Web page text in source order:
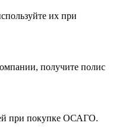
их при
получите полис
при покупке ОСАГО.